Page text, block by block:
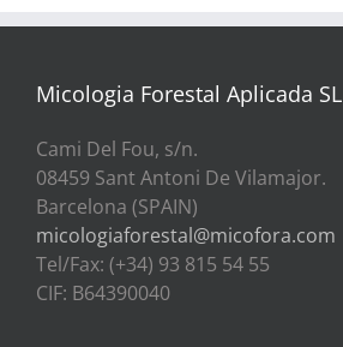
Micologia Forestal Aplicada SL
Cami Del Fou, s/n.
08459 Sant Antoni De Vilamajor.
Barcelona (SPAIN)
micologiaforestal@micofora.com
Tel/Fax: (+34) 93 815 54 55
CIF: B64390040